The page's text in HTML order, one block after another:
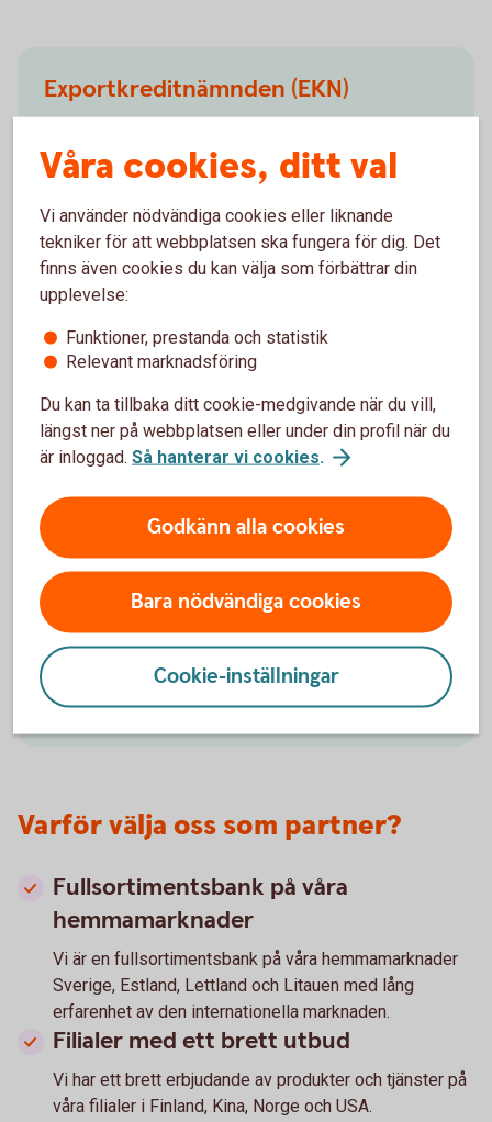
Exportkreditnämnden (EKN)
export genom att försäkra företag och banker mot
risken att inte få betalt. Om din affär har en svensk
exportanknytning och ett svenskt samhällsintresse
kan den garanteras av EKN, även om varan är
tillverkad i ett annat land.
Valutahantering
Vid utlandsaffärer uppkommer ofta valutaflöden i
annan valuta. Vi har flertal produkter och tjänster som
hjälper er hantera er valuta och valutarisk på ett
effektivt vis.
Kontakta er kundansvarig eller bankkontor för att
höra mer.
Valutasäkra eraffär
Varför välja oss som partner?
Fullsortimentsbank på våra
hemmamarknader
Vi är en fullsortimentsbank på våra hemmamarknader
Sverige, Estland, Lettland och Litauen med lång
erfarenhet av den internationella marknaden.
Filialer med ett brett utbud
Vi har ett brett erbjudande av produkter och tjänster på
våra filialer i Finland, Kina, Norge och USA.
Våra cookies, ditt val
Vi använder nödvändiga cookies eller liknande
tekniker för att webbplatsen ska fungera för dig. Det
finns även cookies du kan välja som förbättrar din
upplevelse:
Funktioner, prestanda och statistik
Relevant marknadsföring
Du kan ta tillbaka ditt cookie-medgivande när du vill,
längst ner på webbplatsen eller under din profil när du
är inloggad. Så hanterar vi cookies.
Godkänn alla cookies
Bara nödvändiga cookies
Cookie-inställningar